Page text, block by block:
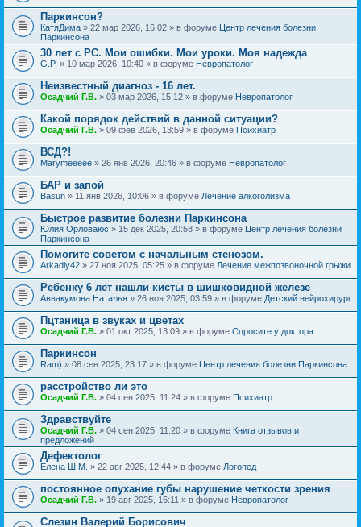
Паркинсон?
КатяДима » 22 мар 2026, 16:02 » в форуме Центр лечения болезни
Паркинсона
30 лет с РС. Мои ошибки. Мои уроки. Моя надежда
G.P. » 10 мар 2026, 10:40 » в форуме Невропатолог
Неизвестный диагноз - 16 лет.
Осадчий Г.В. » 03 мар 2026, 15:12 » в форуме Невропатолог
Какой порядок действий в данной ситуации?
Осадчий Г.В. » 09 фев 2026, 13:59 » в форуме Психиатр
ВСД?!
Marymeeeee » 26 янв 2026, 20:46 » в форуме Невропатолог
БАР и запой
Basun » 11 янв 2026, 10:06 » в форуме Лечение алкоголизма
Быстрое развитие болезни Паркинсона
Юлия Орловаюс » 15 дек 2025, 20:58 » в форуме Центр лечения болезни
Паркинсона
Помогите советом с начальным стенозом.
Arkadiy42 » 27 ноя 2025, 05:25 » в форуме Лечение межпозвоночной грыжи
Ребенку 6 лет нашли кисты в шишковидной железе
Аввакумова Наталья » 26 ноя 2025, 03:59 » в форуме Детский нейрохирург
Пцтаница в звуках и цветах
Осадчий Г.В. » 01 окт 2025, 13:09 » в форуме Спросите у доктора
Паркинсон
Ram) » 08 сен 2025, 23:17 » в форуме Центр лечения болезни Паркинсона
расстройство ли это
Осадчий Г.В. » 04 сен 2025, 11:24 » в форуме Психиатр
Здравствуйте
Осадчий Г.В. » 04 сен 2025, 11:20 » в форуме Книга отзывов и
предложений
Дефектолог
Елена Ш.М. » 22 авг 2025, 12:44 » в форуме Логопед
постоянное опухание губы нарушение четкости зрения
Осадчий Г.В. » 19 авг 2025, 15:11 » в форуме Невропатолог
Слезин Валерий Борисович